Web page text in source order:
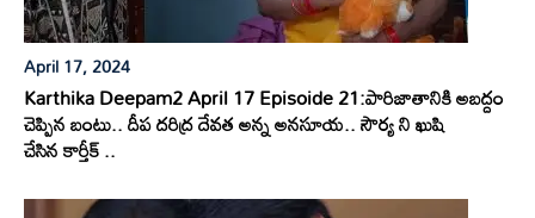
April 17, 2024
Karthika Deepam2 April 17 Episoide 21:పారిజాతానికి అబద్దం
చెప్పిన బంటు.. దీప దరిద్ర దేవత అన్న అనసూయ.. సౌర్య ని ఖుషి
చేసిన కార్తీక్ ..